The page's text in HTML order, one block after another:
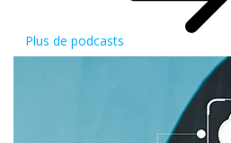
Plus de podcasts